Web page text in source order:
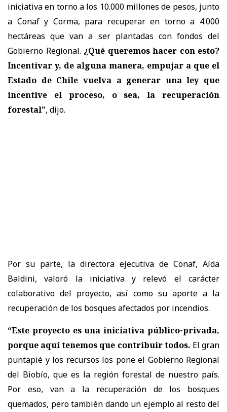
iniciativa en torno a los 10.000 millones de pesos, junto
a Conaf y Corma, para recuperar en torno a 4.000
hectáreas que van a ser plantadas con fondos del
Gobierno Regional. ¿Qué queremos hacer con esto?
Incentivar y, de alguna manera, empujar a que el
Estado de Chile vuelva a generar una ley que
incentive el proceso, o sea, la recuperación
forestal”, dijo.
Por su parte, la directora ejecutiva de Conaf, Aída
Baldini, valoró la iniciativa y relevó el carácter
colaborativo del proyecto, así como su aporte a la
recuperación de los bosques afectados por incendios.
“Este proyecto es una iniciativa público-privada,
porque aquí tenemos que contribuir todos. El gran
puntapié y los recursos los pone el Gobierno Regional
del Biobío, que es la región forestal de nuestro país.
Por eso, van a la recuperación de los bosques
quemados, pero también dando un ejemplo al resto del